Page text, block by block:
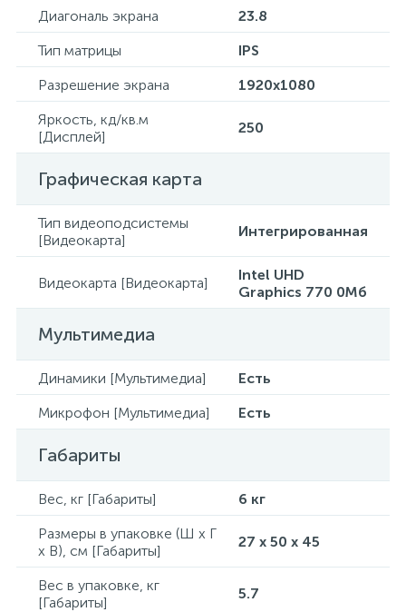
Диагональ экрана
23.8
Тип матрицы
IPS
Разрешение экрана
1920x1080
Яркость, кд/кв.м
[Дисплей]
250
Графическая карта
Тип видеоподсистемы
[Видеокарта]
Интегрированная
Видеокарта [Видеокарта]
Intel UHD
Graphics 770 0Мб
Мультимедиа
Динамики [Мультимедиа]
Есть
Микрофон [Мультимедиа]
Есть
Габариты
Вес, кг [Габариты]
6 кг
Размеры в упаковке (Ш x Г
x В), см [Габариты]
27 x 50 x 45
Вес в упаковке, кг
[Габариты]
5.7